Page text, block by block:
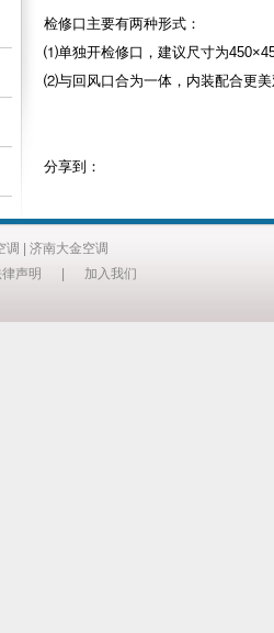
检修口主要有两种形式：
⑴单独开检修口，建议尺寸为
⑵与回风口合为一体，内装配合更
分享到：
调
济南大金空调
声明 加入我们